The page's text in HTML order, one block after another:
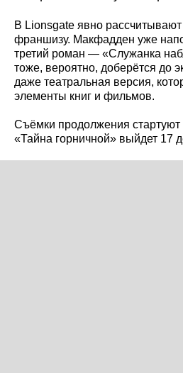
В Lionsgate явно
франшизу. Макфадден уже
третий роман — «Служанка
тоже, вероятно, доберётся до
даже театральная версия,
элементы книг и фильмов.
Съёмки продолжения стартуют
«Тайна горничной» выйдет 17